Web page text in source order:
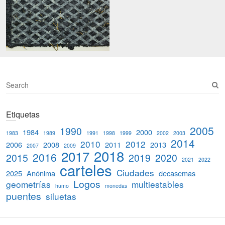
S
e
r
h
Etiquetas
1983 1984 1989 1990 1991 1998 1999 2000 2002 2003 2005
2006 2007 2008 2009 2010 2011 2012 2013 2014
2015 2016 2017 2018 2019 2020 2021 2022
2025 Anónima carteles Ciudades decasemas
geometrías humo Logos monedas multiestables
puentes siluetas